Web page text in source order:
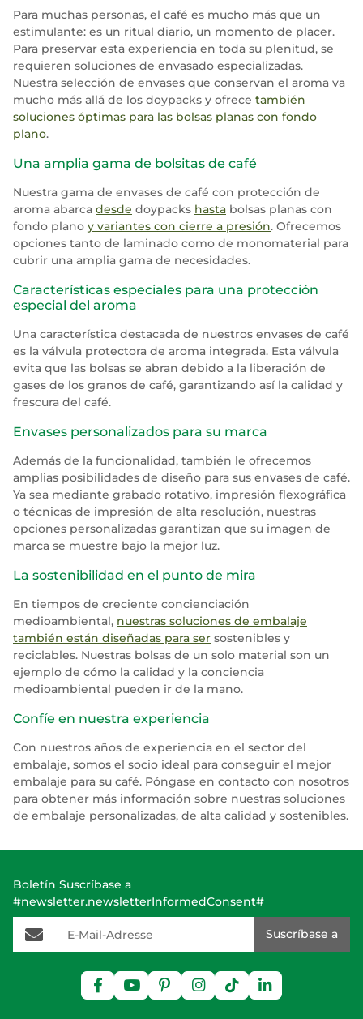
Para muchas personas, el café es mucho más que un
estimulante: es un ritual diario, un momento de placer.
Para preservar esta experiencia en toda su plenitud, se
requieren soluciones de envasado especializadas.
Nuestra selección de envases que conservan el aroma va
mucho más allá de los doypacks y ofrece también
soluciones óptimas para las bolsas planas con fondo
plano.
Una amplia gama de bolsitas de café
Nuestra gama de envases de café con protección de
aroma abarca desde doypacks hasta bolsas planas con
fondo plano y variantes con cierre a presión. Ofrecemos
opciones tanto de laminado como de monomaterial para
cubrir una amplia gama de necesidades.
Características especiales para una protección
especial del aroma
Una característica destacada de nuestros envases de café
es la válvula protectora de aroma integrada. Esta válvula
evita que las bolsas se abran debido a la liberación de
gases de los granos de café, garantizando así la calidad y
frescura del café.
Envases personalizados para su marca
Además de la funcionalidad, también le ofrecemos
amplias posibilidades de diseño para sus envases de café.
Ya sea mediante grabado rotativo, impresión flexográfica
o técnicas de impresión de alta resolución, nuestras
opciones personalizadas garantizan que su imagen de
marca se muestre bajo la mejor luz.
La sostenibilidad en el punto de mira
En tiempos de creciente concienciación
medioambiental, nuestras soluciones de embalaje
también están diseñadas para ser sostenibles y
reciclables. Nuestras bolsas de un solo material son un
ejemplo de cómo la calidad y la conciencia
medioambiental pueden ir de la mano.
Confíe en nuestra experiencia
Con nuestros años de experiencia en el sector del
embalaje, somos el socio ideal para conseguir el mejor
embalaje para su café. Póngase en contacto con nosotros
para obtener más información sobre nuestras soluciones
de embalaje personalizadas, de alta calidad y sostenibles.
Boletín Suscríbase a
#newsletter.newsletterInformedConsent#
E-Mail-Adresse
Suscríbase a